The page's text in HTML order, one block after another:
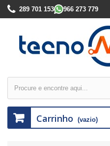
289 701 153 966 273 779
Carrinho (vazio)